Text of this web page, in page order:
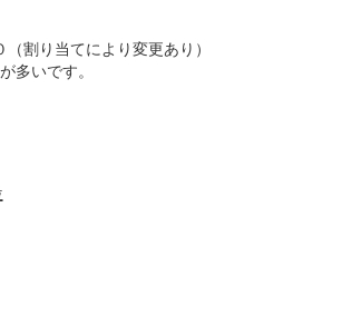
り当てにより変更あり）
多いです。